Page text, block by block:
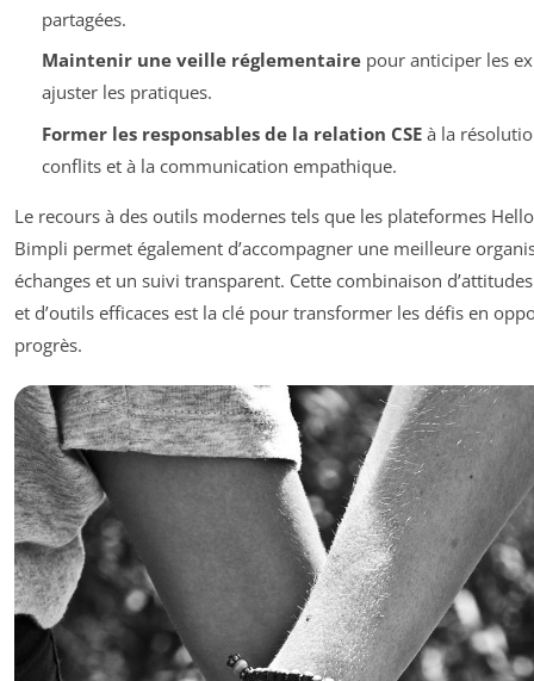
partagées.
Maintenir une veille réglementairepour anticiper les
ajuster les pratiques.
Former les responsables de la relation CSEà la
conflits et à la communication empathique.
Le recours à des outils modernes tels que les plateformes
Bimpli permet également d’accompagner une meilleure
échanges et un suivi transparent. Cette combinaison
et d’outils efficaces est la clé pour transformer les défis en
progrès.